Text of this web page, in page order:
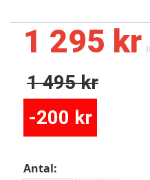
1 295 kr
1 495 kr
-200 kr
Antal: